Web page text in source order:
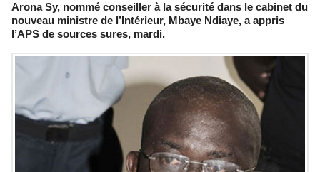
Arona Sy, nommé conseiller à la sécurité dans le cabinet du
nouveau ministre de l’Intérieur, Mbaye Ndiaye, a appris
l’APS de sources sures, mardi.